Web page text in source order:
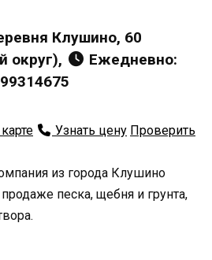
Клушино, 60
округ),
Ежедневно:
Узнать цену Проверить
из города Клушино
песка, щебня и грунта,